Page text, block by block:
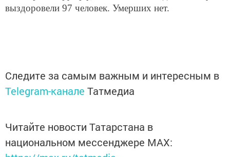
выздоровели 97 человек. Умерших нет.
Следите за самым важным и интересным в
Telegram-канале Татмедиа
Читайте новости Татарстана в
национальном мессенджере MАХ: